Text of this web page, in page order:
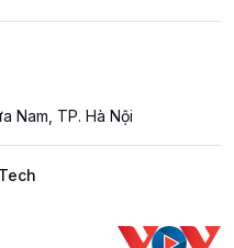
Nam, TP. Hà Nội